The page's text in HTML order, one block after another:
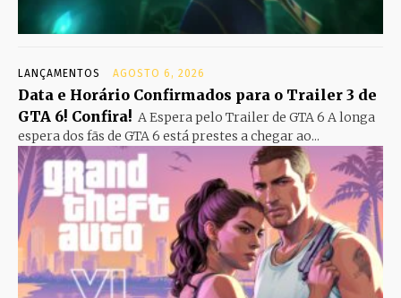
LANÇAMENTOS AGOSTO 6, 2026
Data e Horário Confirmados para o Trailer 3 de
GTA 6! Confira! A Espera pelo Trailer de GTA 6 A longa
espera dos fãs de GTA 6 está prestes a chegar ao...